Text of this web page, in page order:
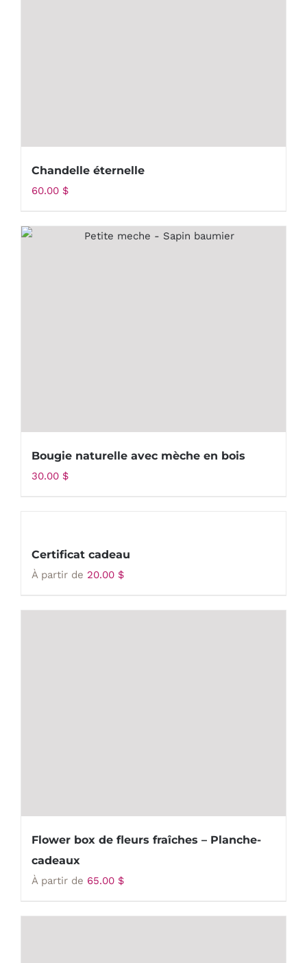
Chandelle éternelle
60.00 $
Bougie naturelle avec mèche en bois
30.00 $
Certificat cadeau
À partir de 20.00 $
Flower box de fleurs fraîches – Planche-
cadeaux
À partir de 65.00 $